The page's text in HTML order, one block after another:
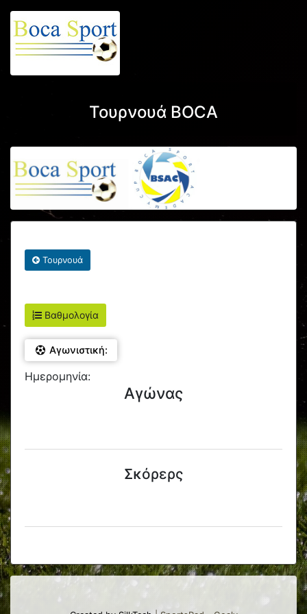
Τουρνουά BOCA
Τουρνουά
Βαθμολογία
Αγωνιστική:
Ημερομηνία:
Αγώνας
Σκόρερς